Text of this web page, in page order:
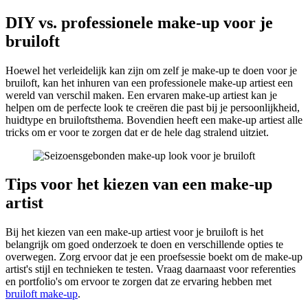
DIY vs. professionele make-up voor je
bruiloft
Hoewel het verleidelijk kan zijn om zelf je make-up te doen voor je
bruiloft, kan het inhuren van een professionele make-up artiest een
wereld van verschil maken. Een ervaren make-up artiest kan je
helpen om de perfecte look te creëren die past bij je persoonlijkheid,
huidtype en bruiloftsthema. Bovendien heeft een make-up artiest alle
tricks om er voor te zorgen dat er de hele dag stralend uitziet.
Tips voor het kiezen van een make-up
artist
Bij het kiezen van een make-up artiest voor je bruiloft is het
belangrijk om goed onderzoek te doen en verschillende opties te
overwegen. Zorg ervoor dat je een proefsessie boekt om de make-up
artist's stijl en technieken te testen. Vraag daarnaast voor referenties
en portfolio's om ervoor te zorgen dat ze ervaring hebben met
bruiloft make-up.